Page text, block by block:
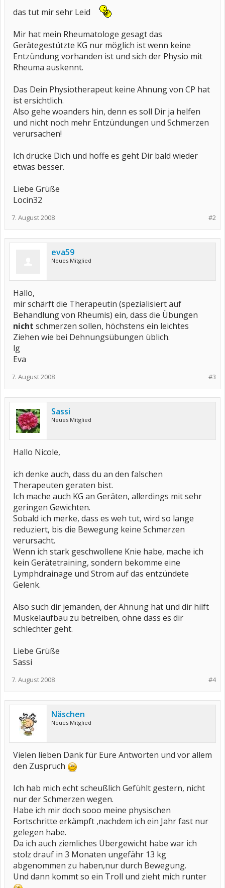
das tut mir sehr Leid
Mir hat mein Rheumatologe gesagt das
Gerätegestützte KG nur möglich ist wenn keine
Entzündung vorhanden ist und sich der Physio mit
Rheuma auskennt.
Das Dein Physiotherapeut keine Ahnung von CP hat
ist ersichtlich.
Also gehe woanders hin, denn es soll Dir ja helfen
und nicht noch mehr Entzündungen und Schmerzen
verursachen!
Ich drücke Dich und hoffe es geht Dir bald wieder
etwas besser.
Liebe Grüße
Locin32
#2
7. August 2008
eva59
Neues Mitglied
Hallo,
mir schärft die Therapeutin (spezialisiert auf
Behandlung von Rheumis) ein, dass die Übungen
nicht schmerzen sollen, höchstens ein leichtes
Ziehen wie bei Dehnungsübungen üblich.
lg
Eva
#3
7. August 2008
Sassi
Neues Mitglied
Hallo Nicole,
ich denke auch, dass du an den falschen
Therapeuten geraten bist.
Ich mache auch KG an Geräten, allerdings mit sehr
geringen Gewichten.
Sobald ich merke, dass es weh tut, wird so lange
reduziert, bis die Bewegung keine Schmerzen
verursacht.
Wenn ich stark geschwollene Knie habe, mache ich
kein Gerätetraining, sondern bekomme eine
Lymphdrainage und Strom auf das entzündete
Gelenk.
Also such dir jemanden, der Ahnung hat und dir hilft
Muskelaufbau zu betreiben, ohne dass es dir
schlechter geht.
Liebe Grüße
Sassi
#4
7. August 2008
Näschen
Neues Mitglied
Vielen lieben Dank für Eure Antworten und vor allem
den Zuspruch
Ich hab mich echt scheußlich Gefühlt gestern, nicht
nur der Schmerzen wegen.
Habe ich mir doch sooo meine physischen
Fortschritte erkämpft ,nachdem ich ein Jahr fast nur
gelegen habe.
Da ich auch ziemliches Übergewicht habe war ich
stolz drauf in 3 Monaten ungefähr 13 kg
abgenommen zu haben,nur durch Bewegung.
Und dann kommt so ein Troll und zieht mich runter